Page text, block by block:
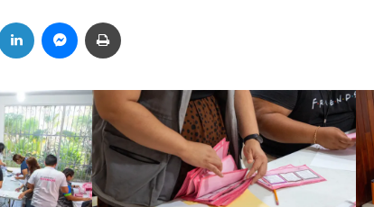
LinkedIn Messenger